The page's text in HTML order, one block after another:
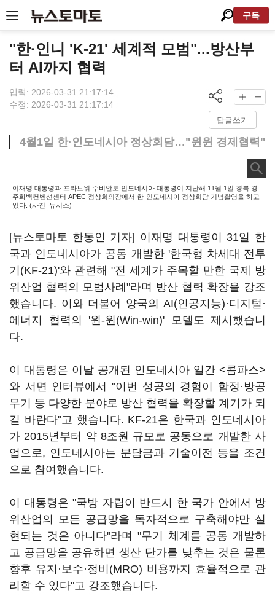
구독
"한·인니 'K-21' 세계적 모범"...방산부
터 AI까지 협력
입력: 2026-03-31 21:17:14
수정: 2026-03-31 21:17:14
답글쓰기
4월1일 한·인도네시아 정상회담…"윈윈 경제협력"
이재명 대통령과 프라보워 수비안토 인도네시아 대통령이 지난해 11월 1일 경북 경
주화백컨벤션센터 APEC 정상회의장에서 한-인도네시아 정상회담 기념촬영을 하고
있다. (사진=뉴시스)
[뉴스토마토 한동인 기자] 이재명 대통령이 31일 한
국과 인도네시아가 공동 개발한 '한국형 차세대 전투
기(KF-21)'와 관련해 "전 세계가 주목할 만한 국제 방
위산업 협력의 모범사례"라며 방산 협력 확장을 강조
했습니다. 이와 더불어 양국의 AI(인공지능)·디지털·
에너지 협력의 '윈-윈(Win-win)' 모델도 제시했습니
다.
이 대통령은 이날 공개된 인도네시아 일간 <콤파스>
와 서면 인터뷰에서 "이번 성공의 경험이 함정·방공
무기 등 다양한 분야로 방산 협력을 확장할 계기가 되
길 바란다"고 했습니다. KF-21은 한국과 인도네시아
가 2015년부터 약 8조원 규모로 공동으로 개발한 사
업으로, 인도네시아는 분담금과 기술이전 등을 조건
으로 참여했습니다.
이 대통령은 "국방 자립이 반드시 한 국가 안에서 방
위산업의 모든 공급망을 독자적으로 구축해야만 실
현되는 것은 아니다"라며 "무기 체계를 공동 개발하
고 공급망을 공유하면 생산 단가를 낮추는 것은 물론
향후 유지·보수·정비(MRO) 비용까지 효율적으로 관
리할 수 있다"고 강조했습니다.